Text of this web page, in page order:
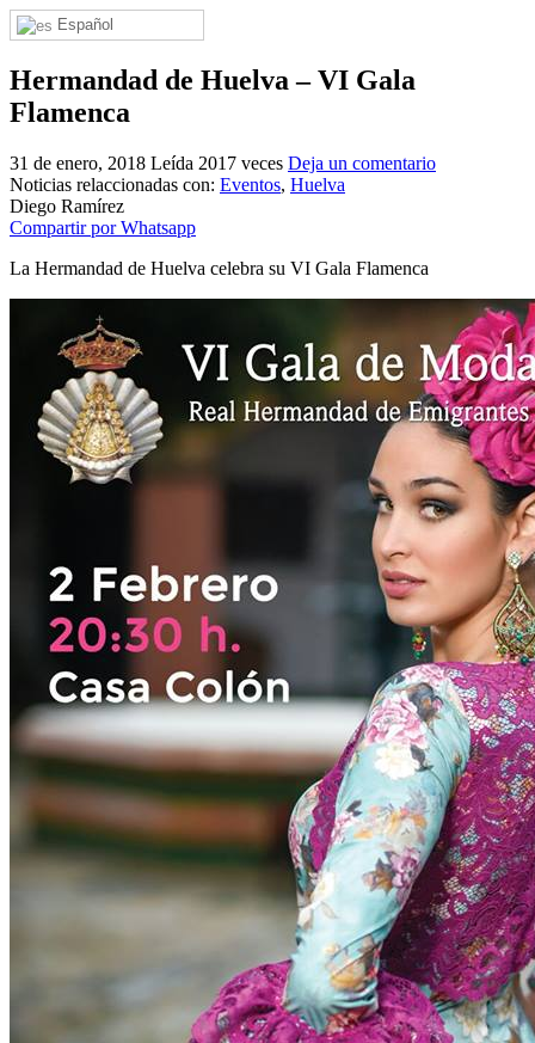
Español
Hermandad de Huelva – VI Gala
Flamenca
31 de enero, 2018 Leída 2017 veces Deja un comentario
Noticias relaccionadas con: Eventos, Huelva
Diego Ramírez
Compartir por Whatsapp
La Hermandad de Huelva celebra su VI Gala Flamenca
¿Cuales son los actos principales que se celebran en el
Quiero hacer el camino,¿que tengo que hacer?